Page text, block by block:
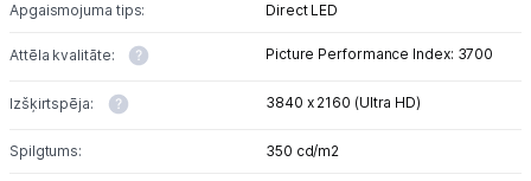
Apgaismojuma tips: Direct LED
Attēla kvalitāte: Picture Performance Index: 3700
Izšķirtspēja: 3840 x 2160 (Ultra HD)
Spilgtums: 350 cd/m2